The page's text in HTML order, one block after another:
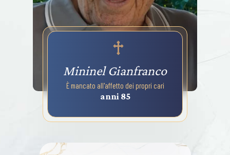
Mininel Gianfranco
È mancato all'affetto dei propri cari
anni 85